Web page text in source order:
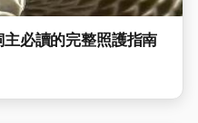
必讀的完整照護指南